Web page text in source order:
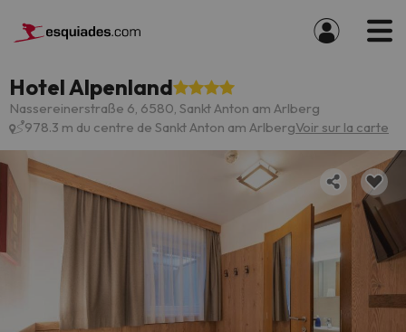
Hotel Alpenland
Nassereinerstraße 6, 6580, Sankt Anton am Arlberg
978.3 m du centre de Sankt Anton am ArlbergVoir sur la carte